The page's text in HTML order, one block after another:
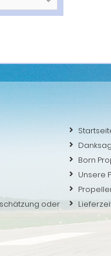
Born
Unsere
oder